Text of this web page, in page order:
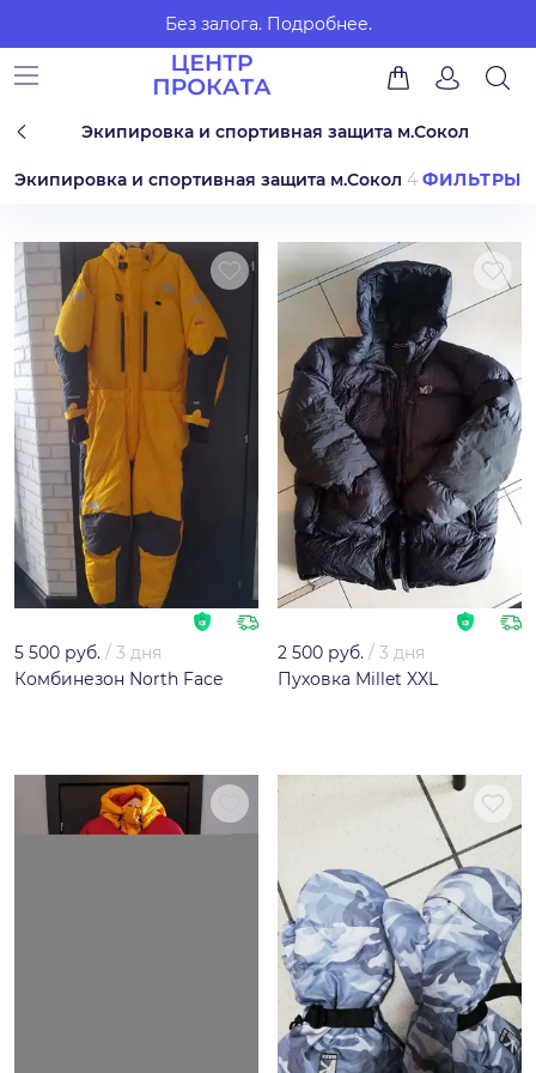
Без залога. Подробнее.
Экипировка и спортивная защита м.Сокол
Экипировка и спортивная защита м.Сокол 4 ФИЛЬТРЫ
5 500 руб. / 3 дня
Комбинезон North Face
2 500 руб. / 3 дня
Пуховка Millet XXL